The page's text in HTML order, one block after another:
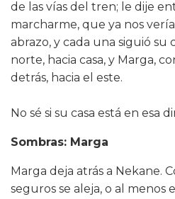
de las vías del tren; le dije
marcharme, que ya nos
abrazo, y cada una siguió su
norte, hacia casa, y Marga,
detrás, hacia el este.
No sé si su casa está en esa
Sombras: Marga
Marga deja atrás a Nekane.
seguros se aleja, o al menos